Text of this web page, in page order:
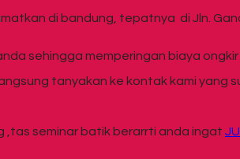
di bandung, tepatnya di Jln.
sehingga memperingan biaya
tanyakan ke kontak kami yang
,tas seminar batik berarrti anda ingat